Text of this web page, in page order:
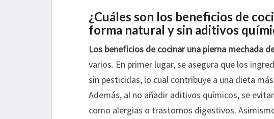
¿Cuáles son los beneficios de
forma natural y sin aditivos
Los beneficios de cocinar una pierna mechada
varios. En primer lugar, se asegura que los
sin pesticidas, lo cual contribuye a una dieta
Además, al no añadir aditivos químicos, se
como alergias o trastornos digestivos.